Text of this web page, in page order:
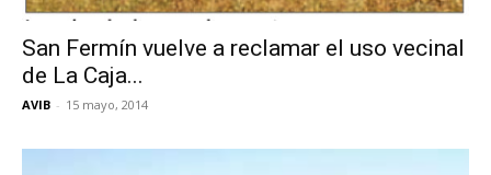
San Fermín vuelve a reclamar el uso vecinal
de La Caja...
AVIB - 15 mayo, 2014